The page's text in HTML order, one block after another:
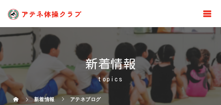
新着情報
topics
新着情報 アテネブログ